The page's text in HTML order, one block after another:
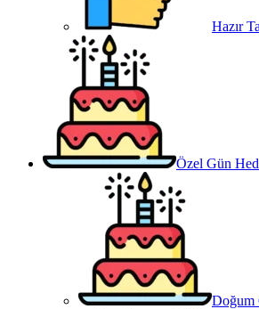
Hazır
Özel Gün
Doğum